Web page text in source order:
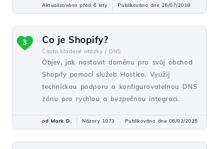
Aktualizováno před 6 lety
Publikováno dne 26/07/2018
Co je Shopify?
Často kladené otázky / DNS
Objev, jak nastavit doménu pro svůj obchod
Shopify pomocí služeb Hostico. Využij
technickou podporu a konfigurovatelnou DNS
zónu pro rychlou a bezpečnou integraci.
3
od Mark D. Názory 1073 Publikováno dne 06/02/2025